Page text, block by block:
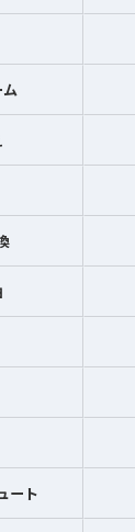
ート